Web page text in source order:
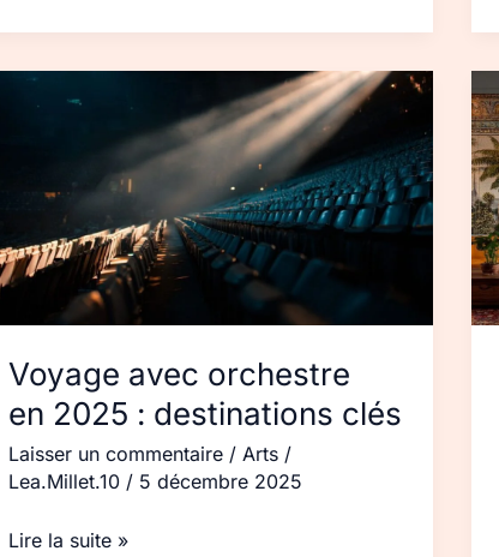
Voyage avec orchestre
en 2025 : destinations clés
Laisser un commentaire / Arts/
Lea.Millet.10 / 5 décembre 2025
Voyage
clés
Lire la suite »